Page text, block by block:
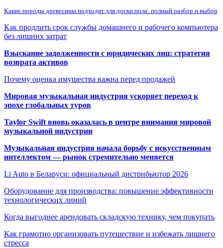
Какие породы древесины подходят для доски пола: полный разбор и выбор
Как продлить срок службы домашнего и рабочего компьютера
без лишних затрат
Взыскание задолженности с юридических лиц: стратегия
возврата активов
Почему оценка имущества важна перед продажей
Мировая музыкальная индустрия ускоряет переход к
эпохе глобальных туров
Taylor Swift вновь оказалась в центре внимания мировой
музыкальной индустрии
Музыкальная индустрия начала борьбу с искусственным
интеллектом — рынок стремительно меняется
Li Auto в Беларуси: официальный дистрибьютор 2026
Оборудование для производства: повышение эффективности
технологических линий
Когда выгоднее арендовать складскую технику, чем покупать
Как грамотно организовать путешествие и избежать лишнего
стресса